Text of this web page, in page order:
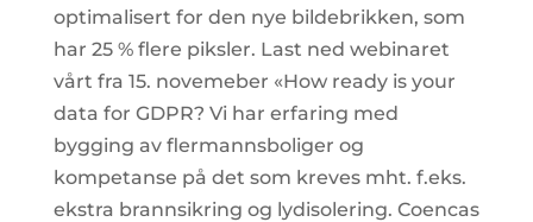
optimalisert for den nye bildebrikken, som
har 25 % flere piksler. Last ned webinaret
vårt fra 15. novemeber «How ready is your
data for GDPR? Vi har erfaring med
bygging av flermannsboliger og
kompetanse på det som kreves mht. f.eks.
ekstra brannsikring og lydisolering. Coencas